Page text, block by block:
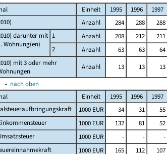
Einheit 1995 1996 1997
Anzahl 284 288 288
darunter mit
Wohnung(en)
1 Anzahl 208 212 211
2
Anzahl 63 63 64
mit 3 oder mehr
Anzahl 13 13 13
▴ nach oben
Einheit 1995 1996 1997
1000 EUR 34 31 55
1000 EUR 132 81 52
1000 EUR - - -
1000 EUR 165 112 107